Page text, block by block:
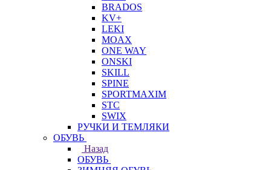
BRADOS
KV+
LEKI
MOAX
ONE WAY
ONSKI
SKILL
SPINE
SPORTMAXIM
STC
SWIX
РУЧКИ И ТЕМЛЯКИ
ОБУВЬ
Назад
ОБУВЬ